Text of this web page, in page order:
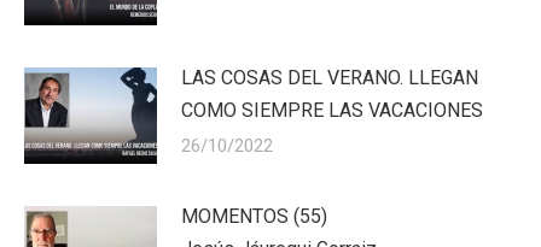
LAS COSAS DEL VERANO. LLEGAN
COMO SIEMPRE LAS VACACIONES
26/10/2022
MOMENTOS (55)